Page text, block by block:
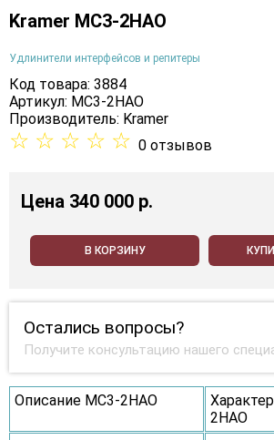
Kramer MC3-2HAO
Удлинители интерфейсов и репитеры
Код товара: 3884
Артикул: MC3-2HAO
Производитель: Kramer
☆ ☆ ☆ ☆ ☆ 0 отзывов
Цена 340 000 p.
В КОРЗИНУ
Остались вопросы?
Получите консультацию нашего
Описание MC3-2HAO
2HAO